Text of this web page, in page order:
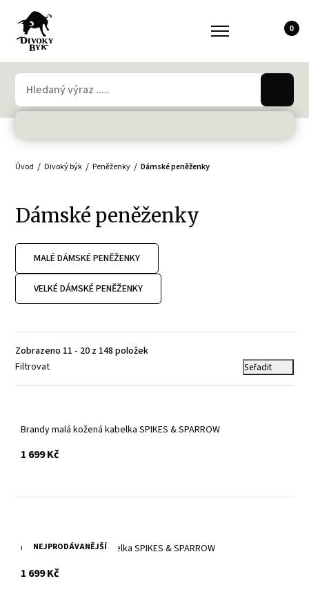
0
Úvod Divoký býk Peněženky Dámské peněženky
Dámské peněženky
MALÉ DÁMSKÉ PENĚŽENKY
VELKÉ DÁMSKÉ PENĚŽENKY
Zobrazeno 11 - 20 z 148 položek
Filtrovat
Seřadit
Brandy malá kožená kabelka SPIKES & SPARROW
1 699 Kčs DPH
NEJPRODÁVANĚJŠÍ
Černá malá kožená kabelka SPIKES & SPARROW
1 699 Kčs DPH